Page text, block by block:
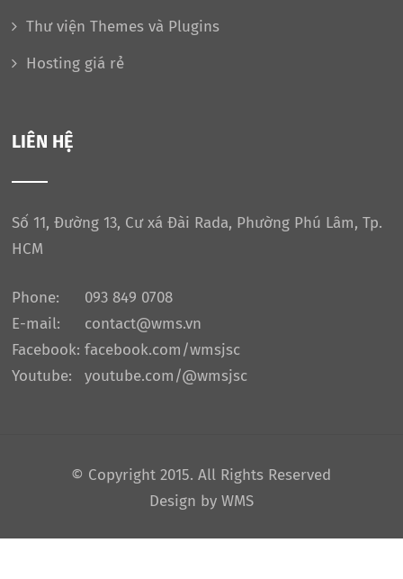
Thư viện Themes và Plugins
Hosting giá rẻ
LIÊN HỆ
Số 11, Đường 13, Cư xá Đài Rada, Phường Phú Lâm, Tp.
HCM
Phone:
093 849 0708
E-mail:
contact@wms.vn
Facebook: facebook.com/wmsjsc
Youtube:
youtube.com/@wmsjsc
© Copyright 2015. All Rights Reserved
Design by WMS